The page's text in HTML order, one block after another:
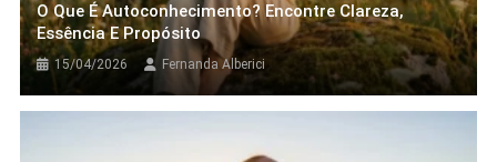
O Que É Autoconhecimento? Encontre Clareza,
Essência E Propósito
15/04/2026 Fernanda Alberici